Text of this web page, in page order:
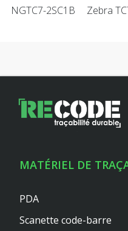
NGTC7-2SC1B
Zebra
MATÉRIEL DE
PDA
Scanette code-barre